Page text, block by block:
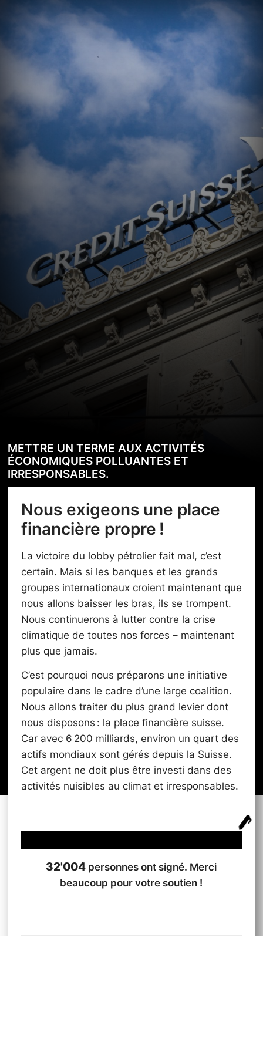
METTRE UN TERME AUX ACTIVITÉS
ÉCONOMIQUES POLLUANTES ET
IRRESPONSABLES.
Nous exigeons une place
financière propre !
La victoire du lobby pétrolier fait mal, c’est
certain. Mais si les banques et les grands
groupes internationaux croient maintenant que
nous allons baisser les bras, ils se trompent.
Nous continuerons à lutter contre la crise
climatique de toutes nos forces – maintenant
plus que jamais.
C’est pourquoi nous préparons une initiative
populaire dans le cadre d’une large coalition.
Nous allons traiter du plus grand levier dont
nous disposons : la place financière suisse.
Car avec 6 200 milliards, environ un quart des
actifs mondiaux sont gérés depuis la Suisse.
Cet argent ne doit plus être investi dans des
activités nuisibles au climat et irresponsables.
32'004 personnes ont signé. Merci
beaucoup pour votre soutien !